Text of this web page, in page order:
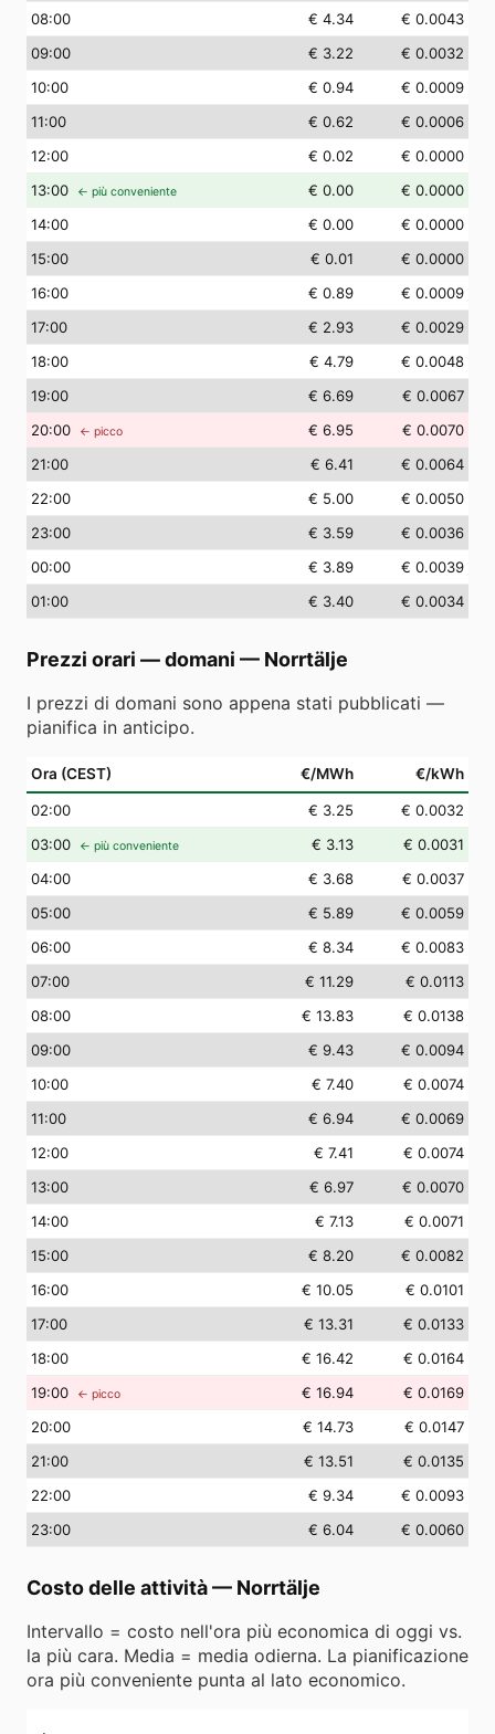
08:00 € 4.34
€ 0.0043
09:00 € 3.22
€ 0.0032
10:00 € 0.94
€ 0.0009
11:00 € 0.62
€ 0.0006
12:00 € 0.02
€ 0.0000
13:00 ← più conveniente € 0.00
€ 0.0000
14:00 € 0.00
€ 0.0000
15:00 € 0.01
€ 0.0000
16:00 € 0.89
€ 0.0009
17:00 € 2.93
€ 0.0029
18:00 € 4.79
€ 0.0048
19:00 € 6.69
€ 0.0067
20:00 ← picco € 6.95
€ 0.0070
21:00 € 6.41
€ 0.0064
22:00 € 5.00
€ 0.0050
23:00 € 3.59
€ 0.0036
00:00 € 3.89
€ 0.0039
01:00 € 3.40 € 0.0034
Prezzi orari — domani — Norrtälje
I prezzi di domani sono appena stati pubblicati —
pianifica in anticipo.
Ora (CEST) €/MWh €/kWh
02:00 € 3.25
€ 0.0032
03:00 ← più conveniente € 3.13
€ 0.0031
04:00 € 3.68
€ 0.0037
05:00 € 5.89
€ 0.0059
06:00 € 8.34
€ 0.0083
07:00 € 11.29
€ 0.0113
08:00 € 13.83
€ 0.0138
09:00 € 9.43
€ 0.0094
10:00 € 7.40
€ 0.0074
11:00 € 6.94
€ 0.0069
12:00 € 7.41
€ 0.0074
13:00 € 6.97
€ 0.0070
14:00 € 7.13
€ 0.0071
15:00 € 8.20
€ 0.0082
16:00 € 10.05
€ 0.0101
17:00 € 13.31
€ 0.0133
18:00 € 16.42
€ 0.0164
19:00 ← picco € 16.94
€ 0.0169
20:00 € 14.73
€ 0.0147
21:00 € 13.51
€ 0.0135
22:00 € 9.34
€ 0.0093
23:00 € 6.04 € 0.0060
Costo delle attività— Norrtälje
Intervallo = costo nell'ora più economica di oggi vs.
la più cara. Media = media odierna. La pianificazione
ora più conveniente punta al lato economico.